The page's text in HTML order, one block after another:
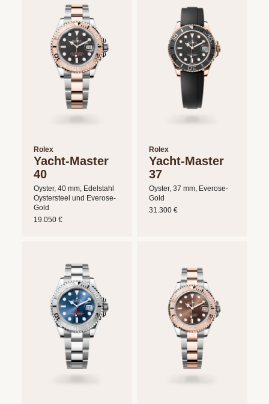
Rolex
Yacht-Master
40
Oyster, 40 mm, Edelstahl
Oystersteel und Everose-
Gold
19.050 €
Rolex
Yacht-Master
37
Oyster, 37 mm, Everose-
Gold
31.300 €